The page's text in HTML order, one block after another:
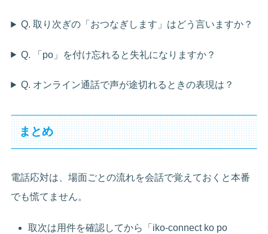
Q. 取り次ぎの「おつなぎします」はどう言いますか？
Q. 「po」を付け忘れると失礼になりますか？
Q. オンライン通話で声が途切れるときの表現は？
まとめ
電話応対は、場面ごとの流れを会話で覚えておくと本番
でも慌てません。
取次は用件を確認してから「iko-connect ko po